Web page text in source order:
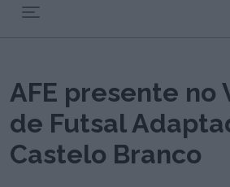
AFE presente no
de Futsal
Castelo Branco